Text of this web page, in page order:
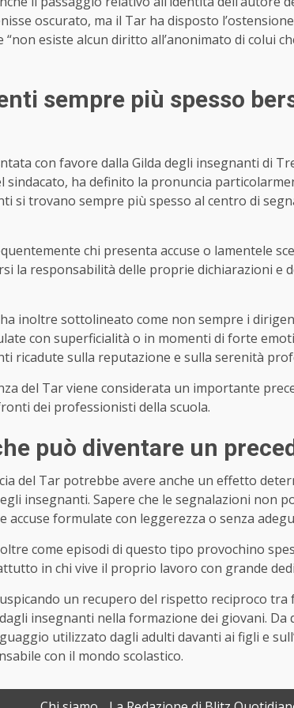
oscurato, ma il Tar ha disposto
esiste alcun diritto all’anonimato di colui
sempre più spesso
con favore dalla Gilda degli insegnanti di
sindacato, ha definito la pronuncia
si trovano sempre più spesso al centro di
chi presenta accuse o lamentele
la responsabilità delle proprie dichiarazioni e
inoltre sottolineato come non sempre i
con superficialità o in momenti di forte
ricadute sulla reputazione e sulla serenità
del Tar viene considerata un importante
dei professionisti della scuola.
può diventare un
del Tar potrebbe avere anche un effetto
insegnanti. Sapere che le segnalazioni non
formulate con leggerezza o senza
come episodi di questo tipo provochino
in chi vive il proprio lavoro con grande
un recupero del rispetto reciproco tra
insegnanti nella formazione dei giovani. Da
utilizzato dagli adulti davanti ai figli e
con il mondo scolastico.